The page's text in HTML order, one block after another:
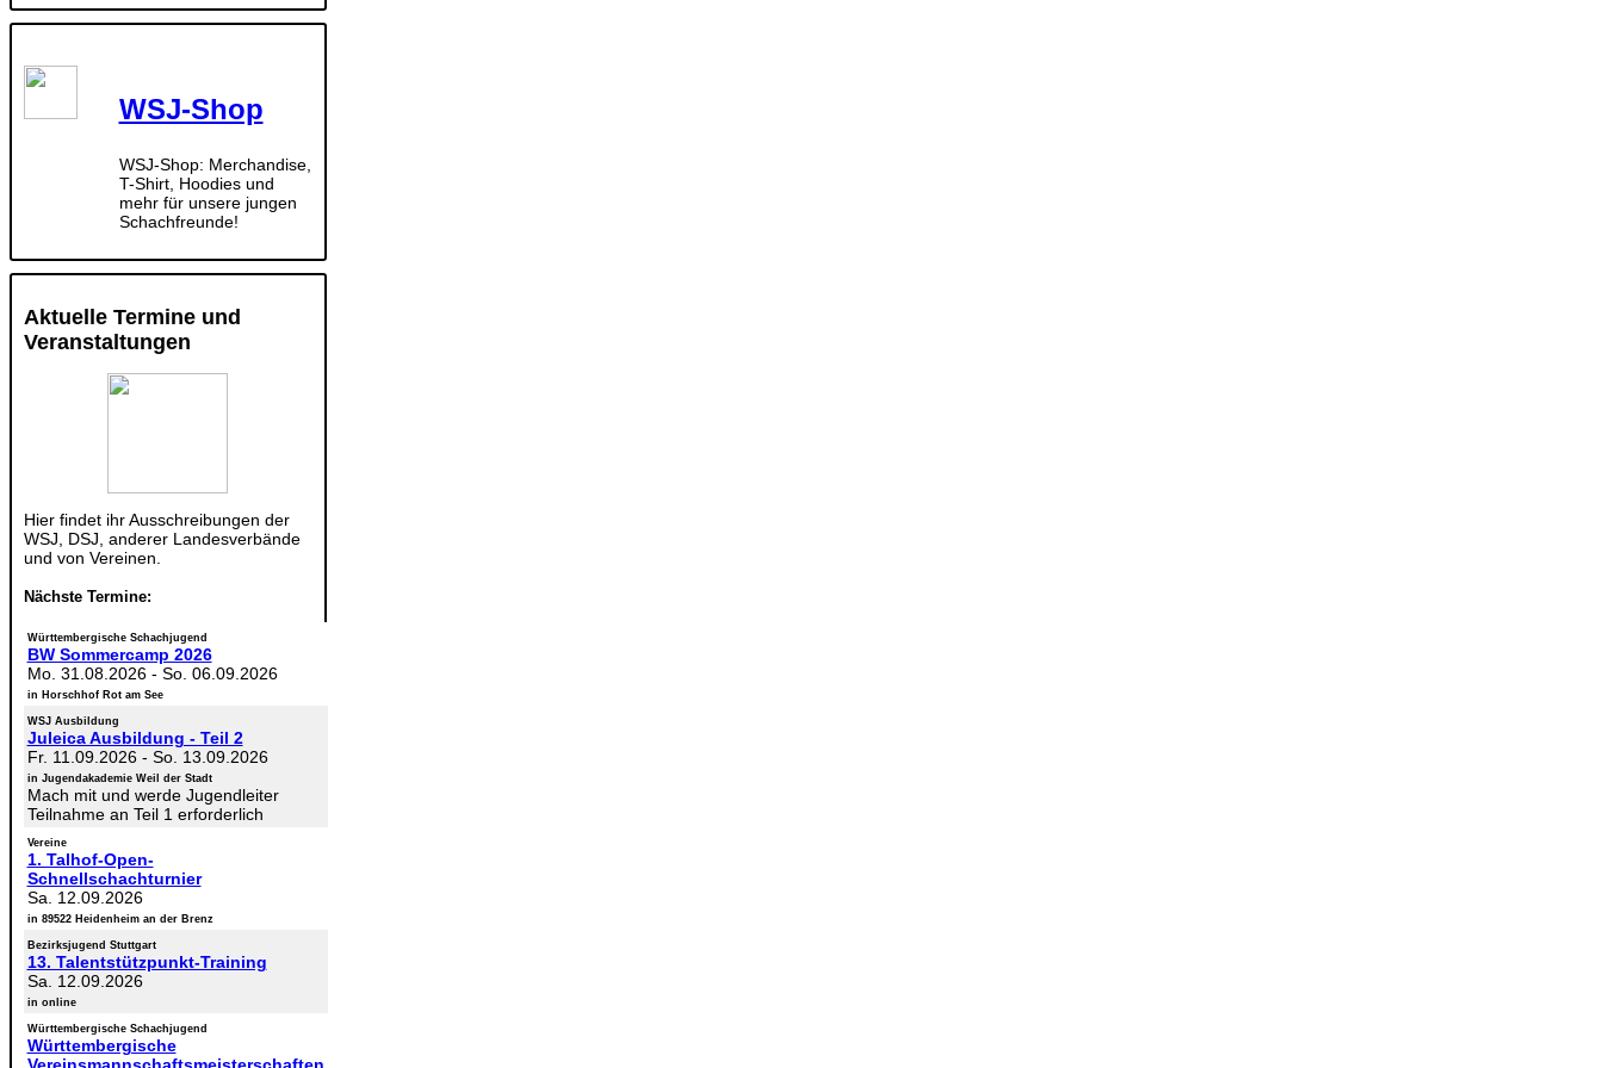
WSJ-Shop
WSJ-Shop: Merchandise,
T-Shirt, Hoodies und
mehr für unsere jungen
Schachfreunde!
Aktuelle Termine und
Veranstaltungen
Hier findet ihr Ausschreibungen der
WSJ, DSJ, anderer Landesverbände
und von Vereinen.
Nächste Termine:
Württembergische Schachjugend
BW Sommercamp 2026
Mo. 31.08.2026- So. 06.09.2026
in Horschhof Rot am See
WSJ Ausbildung
Juleica Ausbildung - Teil 2
Fr. 11.09.2026- So. 13.09.2026
in Jugendakademie Weil der Stadt
Mach mit und werde Jugendleiter
Teilnahme an Teil 1 erforderlich
Vereine
1. Talhof-Open-
Schnellschachturnier
Sa. 12.09.2026
in 89522 Heidenheim an der Brenz
Bezirksjugend Stuttgart
13. Talentstützpunkt-Training
Sa. 12.09.2026
in online
Württembergische Schachjugend
Württembergische
Vereinsmannschaftsmeisterschaften